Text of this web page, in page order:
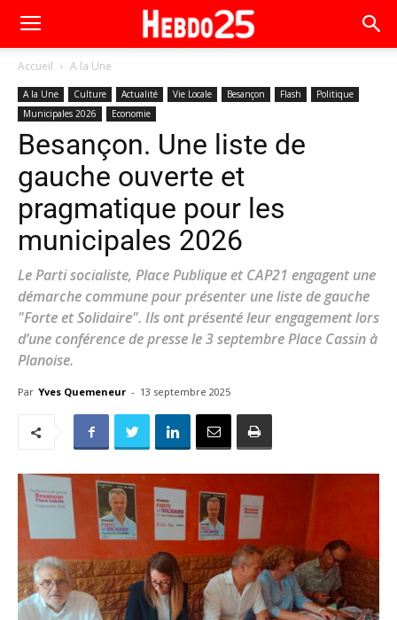
Accueil A la Une
A la Une Culture Actualité Vie Locale Besançon Flash
Politique
Municipales 2026
Economie
Besançon. Une liste de
gauche ouverte et
pragmatique pour les
municipales 2026
Le Parti socialiste, Place Publique et CAP21 engagent une
démarche commune pour présenter une liste de gauche
"Forte et Solidaire". Ils ont présenté leur engagement lors
d’une conférence de presse le 3 septembre Place Cassin à
Planoise.
Par Yves Quemeneur - 13 septembre 2025